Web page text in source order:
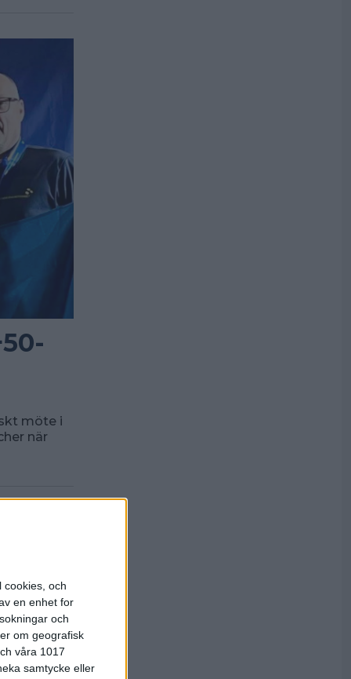
cookies, och
en enhet for
och
om geografisk
våra 1017
samtycke eller
möte i
när